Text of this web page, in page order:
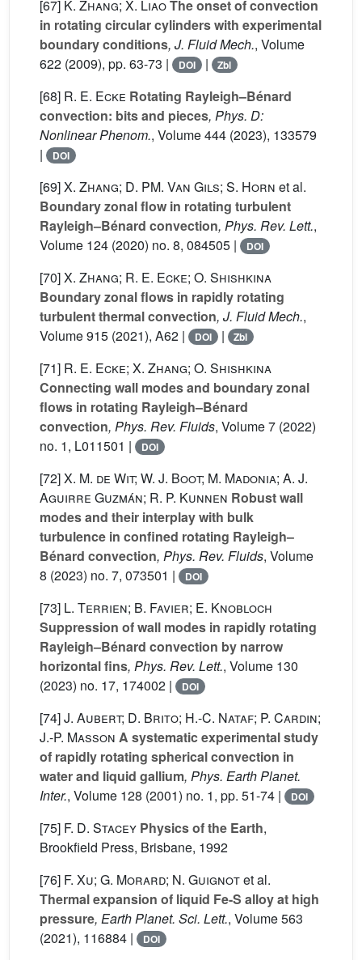
[67] K. Zhang; X. LiaoThe onset of convection
in rotating circular cylinders with experimental
boundary conditions, J. Fluid Mech., Volume
622 (2009), pp. 63-73 | DOI | Zbl
[68] R. E. Ecke Rotating Rayleigh–Bénard
convection: bits and pieces, Phys. D:
Nonlinear Phenom., Volume 444 (2023), 133579
|
DOI
[69]X. Zhang; D. PM. Van Gils; S. Horn et al.
Boundary zonal flow in rotating turbulent
Rayleigh–Bénard convection, Phys. Rev. Lett.,
Volume 124 (2020) no. 8, 084505 | DOI
[70]X. Zhang; R. E. Ecke; O. Shishkina
Boundary zonal flows in rapidly rotating
turbulent thermal convection, J. Fluid Mech.,
Volume 915 (2021), A62 | DOI | Zbl
[71] R. E. Ecke; X. Zhang; O. Shishkina
Connecting wall modes and boundary zonal
flows in rotating Rayleigh–Bénard
convection, Phys. Rev. Fluids, Volume 7 (2022)
no. 1, L011501 |
DOI
[72]X. M. de Wit; W. J. Boot; M. Madonia; A. J.
Aguirre Guzmán; R. P. Kunnen Robust wall
modes and their interplay with bulk
turbulence in confined rotating Rayleigh–
Bénard convection, Phys. Rev. Fluids, Volume
8 (2023) no. 7, 073501 | DOI
[73] L. Terrien; B. Favier; E. Knobloch
Suppression of wall modes in rapidly rotating
Rayleigh–Bénard convection by narrow
horizontal fins, Phys. Rev. Lett., Volume 130
(2023) no. 17, 174002 |
DOI
[74]J. Aubert; D. Brito; H.-C. Nataf; P. Cardin;
J.-P. Masson A systematic experimental study
of rapidly rotating spherical convection in
water and liquid gallium, Phys. Earth Planet.
Inter., Volume 128 (2001) no. 1, pp. 51-74 | DOI
[75] F. D. Stacey Physics of the Earth,
Brookfield Press, Brisbane, 1992
[76] F. Xu; G. Morard; N. Guignotet al.
Thermal expansion of liquid Fe-S alloy at high
pressure, Earth Planet. Sci. Lett., Volume 563
(2021), 116884 |
DOI